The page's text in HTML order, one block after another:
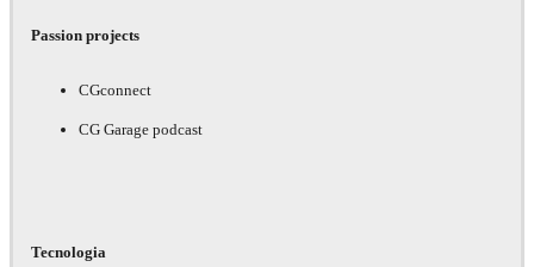
Passion projects
CGconnect
CG Garage podcast
Tecnologia